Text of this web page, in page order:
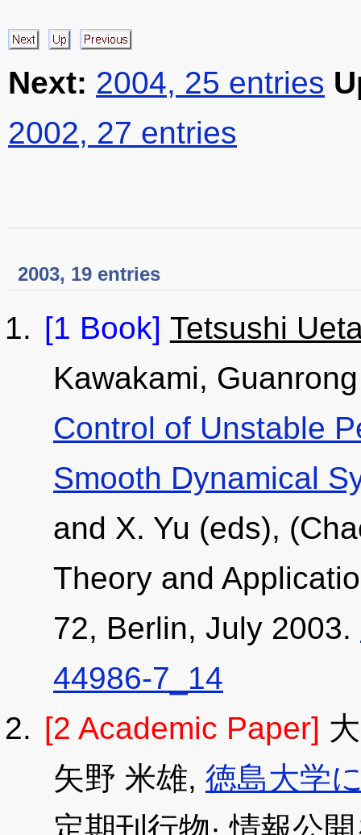
Next: 2004, 25 entries
2002, 27 entries
2003, 19 entries
[1 Book] Tetsushi
Kawakami,
Control of Unstable
Smooth Dynamical
and X. Yu (eds),
Theory and
72, Berlin, July 2003.
44986-7_14
[2 Academic Paper]
矢野 米雄, 徳島大学